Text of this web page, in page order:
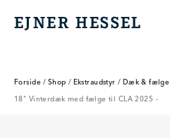
EJNER HESSEL
EJNER HESSEL
Forside / Shop / Ekstraudstyr / Dæk & fælge
18" Vinterdæk med fælge til CLA 2025 -